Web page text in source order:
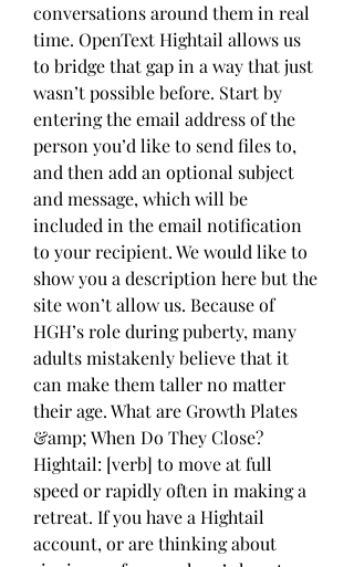
conversations around them in real
time. OpenText Hightail allows us
to bridge that gap in a way that just
wasn’t possible before. Start by
entering the email address of the
person you’d like to send files to,
and then add an optional subject
and message, which will be
included in the email notification
to your recipient. We would like to
show you a description here but the
site won’t allow us. Because of
HGH’s role during puberty, many
adults mistakenly believe that it
can make them taller no matter
their age. What are Growth Plates
&amp; When Do They Close?
Hightail: [verb] to move at full
speed or rapidly often in making a
retreat. If you have a Hightail
account, or are thinking about